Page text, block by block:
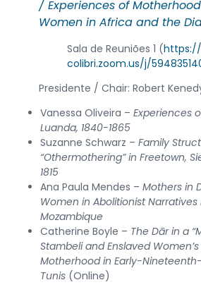
/ Experiences of
Women in Africa and the
Sala de Reuniões 1 (
colibri.zoom.us/j/
Presidente / Chair: Robert
Vanessa Oliveira – Experiences
Luanda, 1840-1865
Suzanne Schwarz – Family
“Othermothering” in Freetown,
1815
Ana Paula Mendes – Mothers in
Women in Abolitionist Narratives
Mozambique
Catherine Boyle – The Dār in a
Stambeli and Enslaved
Motherhood in Early-
Tunis (Online)